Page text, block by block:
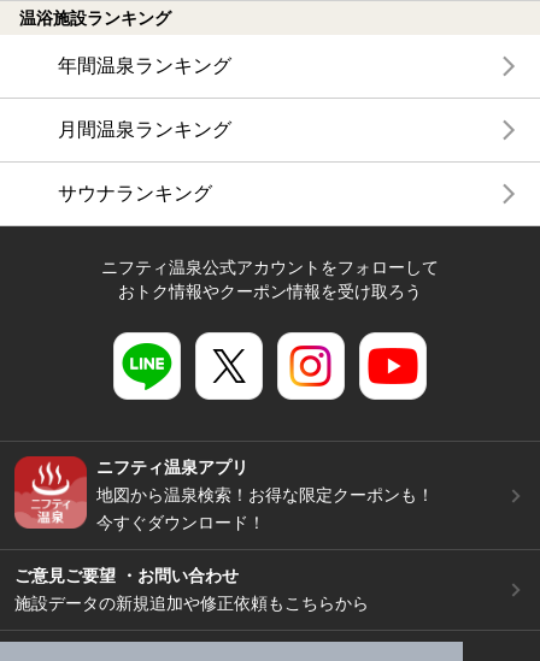
温浴施設ランキング
年間温泉ランキング
月間温泉ランキング
サウナランキング
ニフティ温泉公式アカウントをフォローして
おトク情報やクーポン情報を受け取ろう
ニフティ温泉アプリ
地図から温泉検索！お得な限定クーポンも！
今すぐダウンロード！
ご意見ご要望 ・お問い合わせ
施設データの新規追加や修正依頼もこちらから